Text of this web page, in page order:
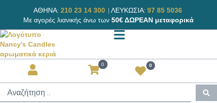
ΑΘΗΝΑ: 210 23 14 300 | ΛΕΥΚΩΣΙΑ: 97 85 5036
Με αγορές λιανικής άνω των 50€ ΔΩΡΕΑΝ μεταφορικά
0 0